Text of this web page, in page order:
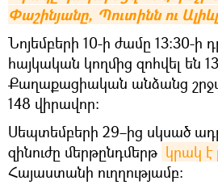
Փաշինյանը, Պուտինն ու
Նոյեմբերի 10-ի ժամը 13։30-ի
հայկական կողմից զոհվել են
Քաղաքացիական անձանց
148 վիրավոր։
Սեպտեմբերի 29–ից սկսած
զինուժը մերթընդմերթ կրակ է
Հայաստանի ուղղությամբ։